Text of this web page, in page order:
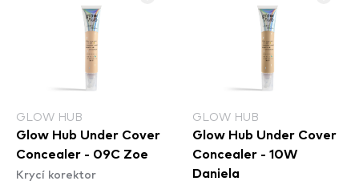
GLOW HUB
Glow Hub Under Cover
Concealer - 09C Zoe
Krycí korektor
GLOW HUB
Glow Hub Under Cover
Concealer - 10W
Daniela